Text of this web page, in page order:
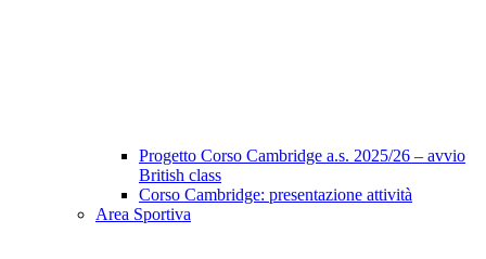
Progetto Corso Cambridge a.s. 2025/26 – avvio
British class
Corso Cambridge: presentazione attività
Area Sportiva